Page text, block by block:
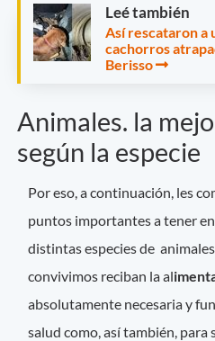
Leé también
Así rescataron a
cachorros
Berisso
Animales. la
según la especie
Por eso, a continuación, les
puntos importantes a tener
distintas especies de
convivimos reciban la al
absolutamente necesaria y
salud como, así también, para